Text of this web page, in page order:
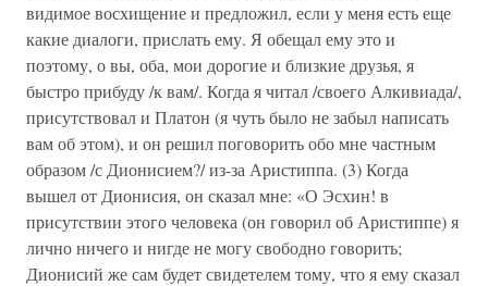
видимое восхищение и предложил, если у меня есть еще
какие диалоги, прислать ему. Я обещал ему это и
поэтому, о вы, оба, мои дорогие и близкие друзья, я
быстро прибуду /к вам/. Когда я читал /своего Алкивиада/,
присутствовал и Платон (я чуть было не забыл написать
вам об этом), и он решил поговорить обо мне частным
образом /с Дионисием?/ из-за Аристиппа. (3) Когда
вышел от Дионисия, он сказал мне: «О Эсхин! в
присутствии этого человека (он говорил об Аристиппе) я
лично ничего и нигде не могу свободно говорить;
Дионисий же сам будет свидетелем тому, что я ему сказал